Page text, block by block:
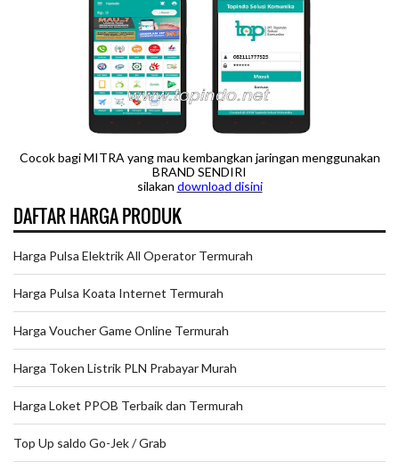
Cocok bagi MITRA yang mau kembangkan jaringan menggunakan
BRAND SENDIRI
silakan download disini
DAFTAR HARGA PRODUK
Harga Pulsa Elektrik All Operator Termurah
Harga Pulsa Koata Internet Termurah
Harga Voucher Game Online Termurah
Harga Token Listrik PLN Prabayar Murah
Harga Loket PPOB Terbaik dan Termurah
Top Up saldo Go-Jek / Grab